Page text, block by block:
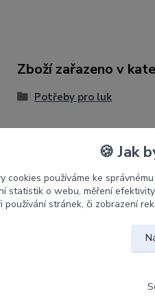
Zboží zařazeno v
Potřeby pro luk
🍪 Jak
cookies používáme ke
statistik o webu, měření
používání stránek, či zobrazení